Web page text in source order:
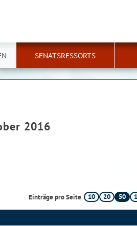
SENATSRESSORTS
2016
Einträge pro Seite 10 20 50